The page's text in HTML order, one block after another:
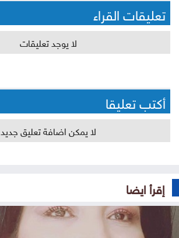
تعليقات القراء
لا يوجد تعليقات
أكتب تعليقا
لا يمكن اضافة تعليق جديد
إقرأ ايضا